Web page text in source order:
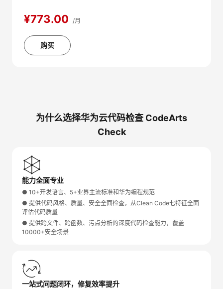
¥773.00 /月
购买
为什么选择华为云代码检查 CodeArts
Check
能力全面专业
● 10+开发语言、5+业界主流标准和华为编程规范
● 提供代码风格、质量、安全全面检查，从Clean Code七特征全面
评估代码质量
● 提供跨文件、跨函数、污点分析的深度代码检查能力，覆盖
10000+安全场景
一站式问题闭环，修复效率提升